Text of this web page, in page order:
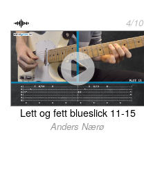
4/10
Lett og fett blueslick 11-15
Anders Nærø